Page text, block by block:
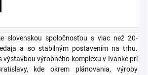
slovenskou spoločnosťou s viac než 20-
a so stabilným postavením na trhu.
výstavbou výrobného komplexu v Ivanke pri
kde okrem plánovania, výroby